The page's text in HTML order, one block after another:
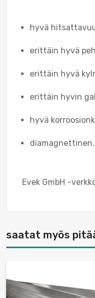
hyvä
erittäin hyvä
erittäin hyvä
erittäin hyvin
hyvä
diamagnettinen.
Evek GmbH -
saatat myös